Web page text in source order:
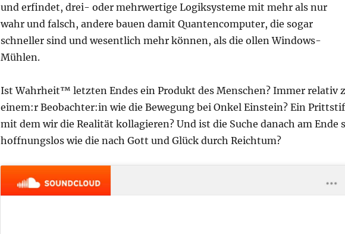
und erfindet, drei- oder mehrwertige Logiksysteme mit mehr als nur
wahr und falsch, andere bauen damit Quantencomputer, die sogar
schneller sind und wesentlich mehr können, als die ollen Windows-
Mühlen.
Ist Wahrheit™ letzten Endes ein Produkt des Menschen? Immer relativ
einem:r Beobachter:in wie die Bewegung bei Onkel Einstein? Ein
mit dem wir die Realität kollagieren? Und ist die Suche danach am Ende
hoffnungslos wie die nach Gott und Glück durch Reichtum?